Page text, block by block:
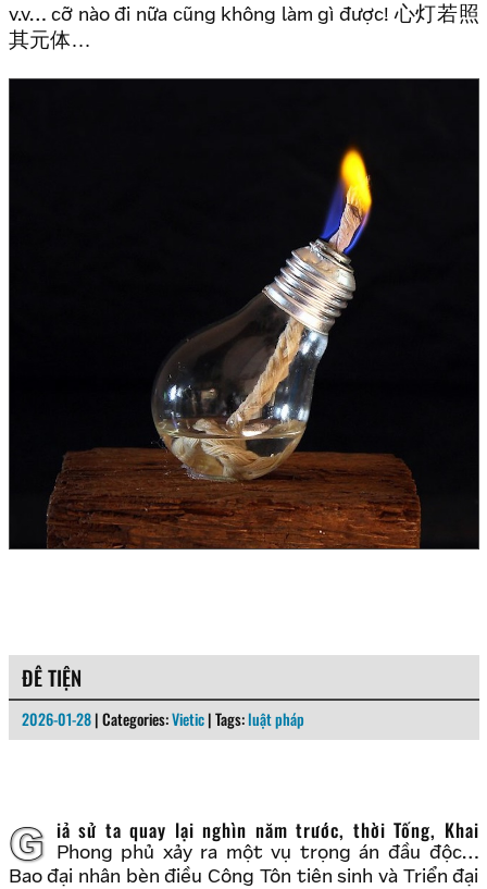
v.v… cỡ nào đi nữa cũng không làm gì được!心灯若照
其元体…
ĐÊ TIỆN
2026-01-28 | Categories:Vietic | Tags:luật pháp
Giả sử ta quay lại nghìn năm trước, thời Tống, Khai
Phong phủ xảy ra một vụ trọng án đầu độc…
Bao đại nhân bèn điều Công Tôn tiên sinh và Triển đại